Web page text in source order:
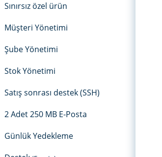
Sınırsız özel ürün
Müşteri Yönetimi
Şube Yönetimi
Stok Yönetimi
Satış sonrası destek (SSH)
2 Adet 250 MB E-Posta
Günlük Yedekleme